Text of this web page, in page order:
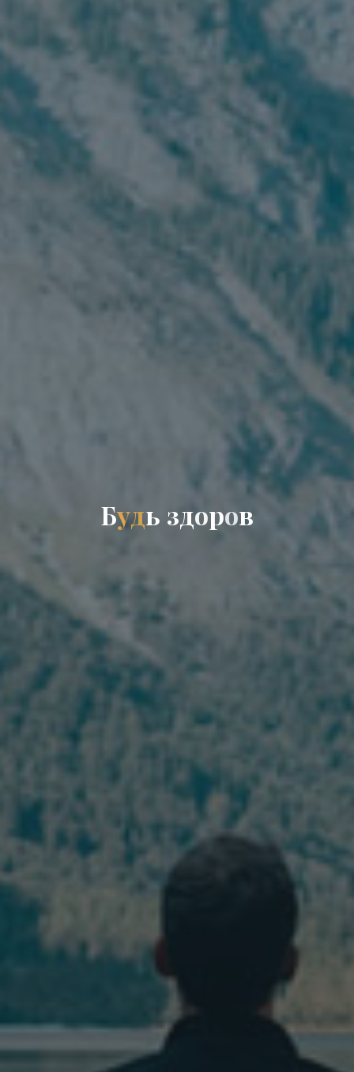
Будь здоров